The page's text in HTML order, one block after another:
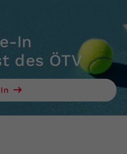
In
des ÖTV